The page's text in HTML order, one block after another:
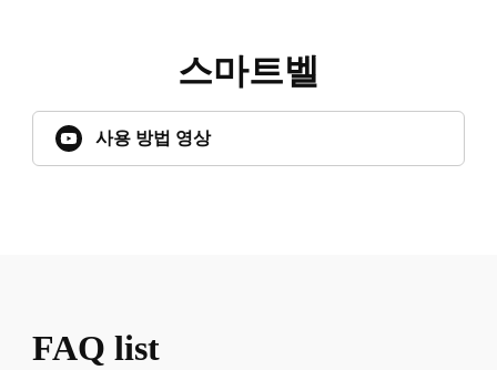
스마트벨
사용 방법 영상
FAQ list